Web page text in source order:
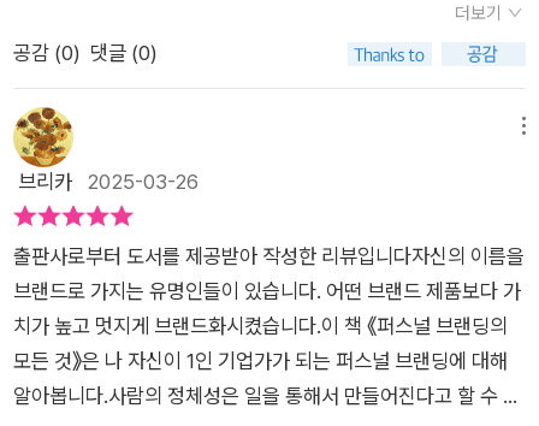
람들이 고민해야 할 때이다. 남들은 내가 잘하는 것을 인정하고
용기를 준다. 정작 나 스스로는 내가 가진 능력의 실체를 잘 모르
못한다. 사회적인 영향으로 내가 잘하는 것을 찾는 노력이 많이
부족했다.필자는 우리 모두가 퍼스널 브랜딩을 할 수 있도록 4단
계를 제시한다. 4단계의 핵심은 단연코 글쓰기에 있다. 그래서 부
제도 '글쓰기와 브랜딩으로 완성하는 책', '책쓰기로 완성하는 퍼
스널 브랜딩'이다. 개인의 브랜드를 알리는 방법이 다양하겠지만
책쓰기를 통해 잘 알려지는 경우가 많아지고 있다.필자는 퍼스널
브랜딩으로 성공하는 1인 기업을 꿈꾸는 직장인을 위한 4단계 전
략 공개한다. 먼저 자기확신을 바탕으로 스스로 정체성을 찾아보
는 노력을 하는 것이 중요하다. 이 단계에서는 성장을 위한 배움
시켜야 생존이 가능할 겁니다. 그것이 '퍼스널 브랜딩'이 아닐까
합니다. <퍼스널 브랜딩의 모든 것>에서는 퍼스널 브랜딩을위
개합니다. 저자는 허지영 작가이나 1인기업가십니다. 승무원으로
10년근무를 하셨습니다. 현재 '허지영작가tv' 유튜브도 운영중이
십니다. <삶이 글이 되는 순간>,<나를 깨우는 책 읽기 마음을 훔
책을 저술하셨습니다. 마인드셋을 7가지로 정리하셨습니다. 정
체성부터 자기확신등의 핵심어로 압축하셨는데, 주도권의 경우
다이어리에 긍정확언을 쓰면서 자신을 다지는 것이 효과적이라
고 합니다. 이는 새로운 도전을 하는 힘을 주는 거죠. 나의 본질
을 찾는 방법으로 '질문'을 먼저 던집니다. 사실 질문은 문제해결
더보기
공감 (0) 댓글 (0)
브리카 2025-03-26
출판사로부터 도서를 제공받아 작성한 리뷰입니다​​​자신의 이름을
브랜드로 가지는 유명인들이 있습니다. 어떤 브랜드 제품보다 가
치가 높고 멋지게 브랜드화시켰습니다.이 책 《퍼스널 브랜딩의
모든 것》은 나 자신이 1인 기업가가 되는 퍼스널 브랜딩에 대해
알아봅니다.사람의 정체성은 일을 통해서 만들어진다고 할 수 있